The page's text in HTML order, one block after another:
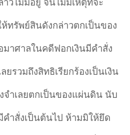
วไม่มีอยู่ จนไม่มีเหตุที่จะ
ทรัพย์สินดังกล่าวตกเป็นของ
าศาลในคดีฟอกเงินมีคำสั่ง
ยรวมถึงสิทธิเรียกร้องเป็นเงิน
ำเลยตกเป็นของแผ่นดิน นับ
ำสั่งเป็นต้นไป ห้ามมิให้ยึด